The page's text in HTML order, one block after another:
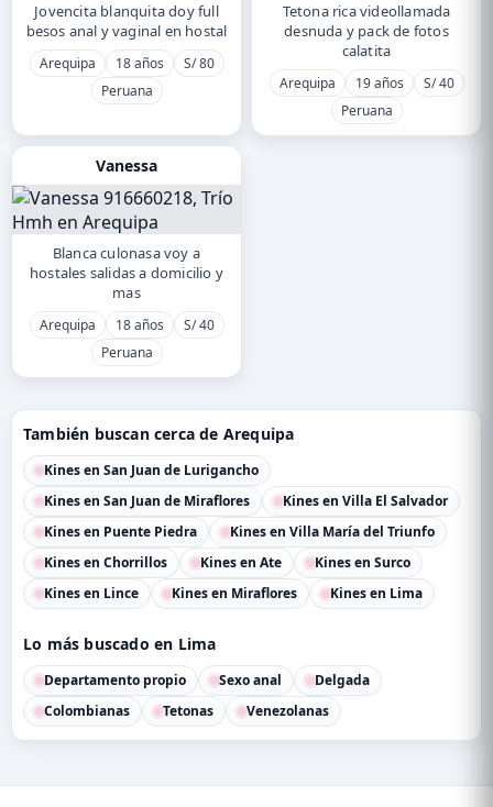
Jovencita blanquita doy full
besos anal y vaginal en hostal
Arequipa 18 años
S/ 80
Peruana
Tetona rica videollamada
desnuda y pack de fotos
calatita
Arequipa 19 años
S/ 40
Peruana
Vanessa
Blanca culonasa voy a
hostales salidas a domicilio y
mas
Arequipa 18 años
S/ 40
Peruana
También buscan cerca de Arequipa
Kines en San Juan de Lurigancho
Kines en San Juan de Miraflores
Kines en Villa El Salvador
Kines en Puente Piedra
Kines en Villa María del Triunfo
Kines en Chorrillos
Kines en Ate
Kines en Surco
Kines en Lince
Kines en Miraflores Kines en Lima
Lo más buscado en Lima
Departamento propio Sexo anal
Delgada
Colombianas
Tetonas Venezolanas